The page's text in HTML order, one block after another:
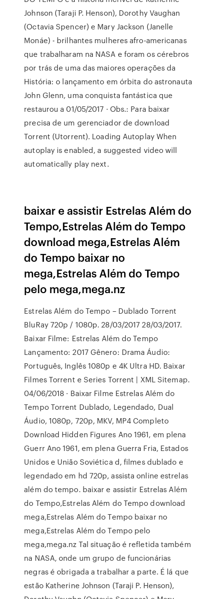
Johnson (Taraji P. Henson), Dorothy Vaughan
(Octavia Spencer) e Mary Jackson (Janelle
Monáe) - brilhantes mulheres afro-americanas
que trabalharam na NASA e foram os cérebros
por trás de uma das maiores operações da
História: o lançamento em órbita do astronauta
John Glenn, uma conquista fantástica que
restaurou a 01/05/2017 · Obs.: Para baixar
precisa de um gerenciador de download
Torrent (Utorrent). Loading Autoplay When
autoplay is enabled, a suggested video will
automatically play next.
baixar e assistir Estrelas Além do
Tempo,Estrelas Além do Tempo
download mega,Estrelas Além
do Tempo baixar no
mega,Estrelas Além do Tempo
pelo mega,mega.nz
Estrelas Além do Tempo – Dublado Torrent
BluRay 720p / 1080p. 28/03/2017 28/03/2017.
Baixar Filme: Estrelas Além do Tempo
Lançamento: 2017 Gênero: Drama Áudio:
Português, Inglês 1080p e 4K Ultra HD. Baixar
Filmes Torrent e Series Torrent | XML Sitemap.
04/06/2018 · Baixar Filme Estrelas Além do
Tempo Torrent Dublado, Legendado, Dual
Áudio, 1080p, 720p, MKV, MP4 Completo
Download Hidden Figures Ano 1961, em plena
Guerr Ano 1961, em plena Guerra Fria, Estados
Unidos e União Soviética d, filmes dublado e
legendado em hd 720p, assista online estrelas
além do tempo. baixar e assistir Estrelas Além
do Tempo,Estrelas Além do Tempo download
mega,Estrelas Além do Tempo baixar no
mega,Estrelas Além do Tempo pelo
mega,mega.nz Tal situação é refletida também
na NASA, onde um grupo de funcionárias
negras é obrigada a trabalhar a parte. É lá que
estão Katherine Johnson (Taraji P. Henson),